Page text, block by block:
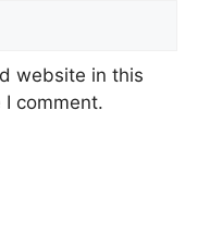
website in this
comment.